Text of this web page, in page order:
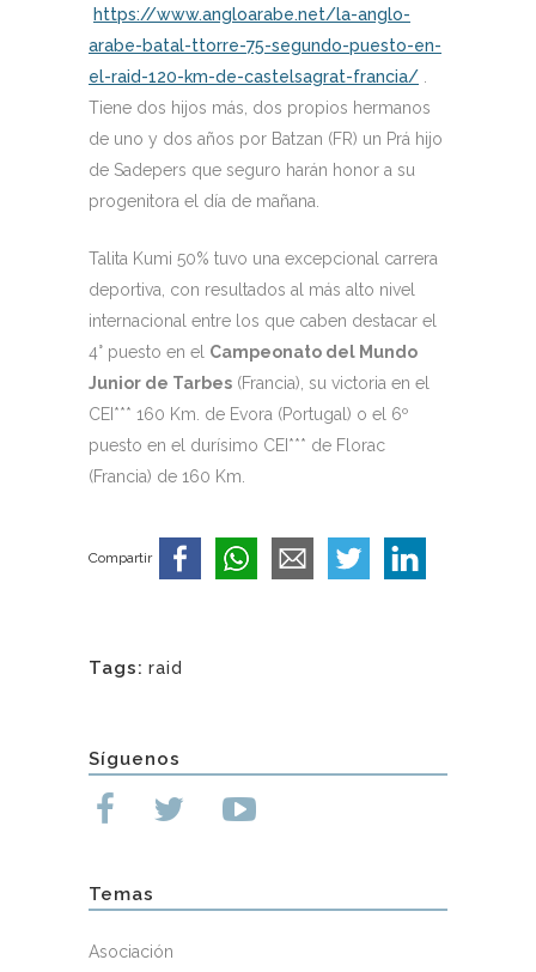
https://www.angloarabe.net/la-anglo-
arabe-batal-ttorre-75-segundo-puesto-en-
el-raid-120-km-de-castelsagrat-francia/
Tiene dos hijos más, dos propios hermanos
de uno y dos años por Batzan (FR) un Prá hijo
de Sadepers que seguro harán honor a su
progenitora el día de mañana.
Talita Kumi 50% tuvo una excepcional carrera
deportiva, con resultados al más alto nivel
internacional entre los que caben destacar el
4° puesto en el Campeonato del Mundo
Junior de Tarbes (Francia), su victoria en el
CEI*** 160 Km. de Evora (Portugal) o el 6º
puesto en el durísimo CEI*** de Florac
(Francia) de 160 Km.
Compartir
Tags: raid
Síguenos
Temas
Asociación